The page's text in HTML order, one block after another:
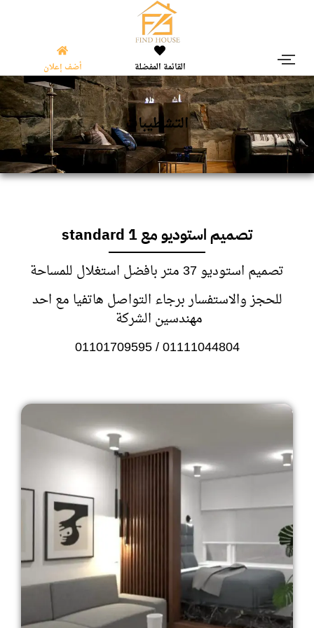
القائمة المفضلة أضف إعلان
التشطيبات
تصميم استوديو مع standard 1
تصميم استوديو 37 متر بافضل استغلال للمساحة
للحجز والاستفسار برجاء التواصل هاتفيا مع احد
مهندسين الشركة
01111044804 / 01101709595